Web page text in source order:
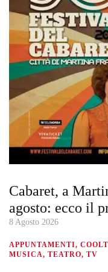
Cabaret, a
agosto: ecco il
8 Agosto 2026
APPUNTAMENTI,
MUSICA, TEATRO, TV